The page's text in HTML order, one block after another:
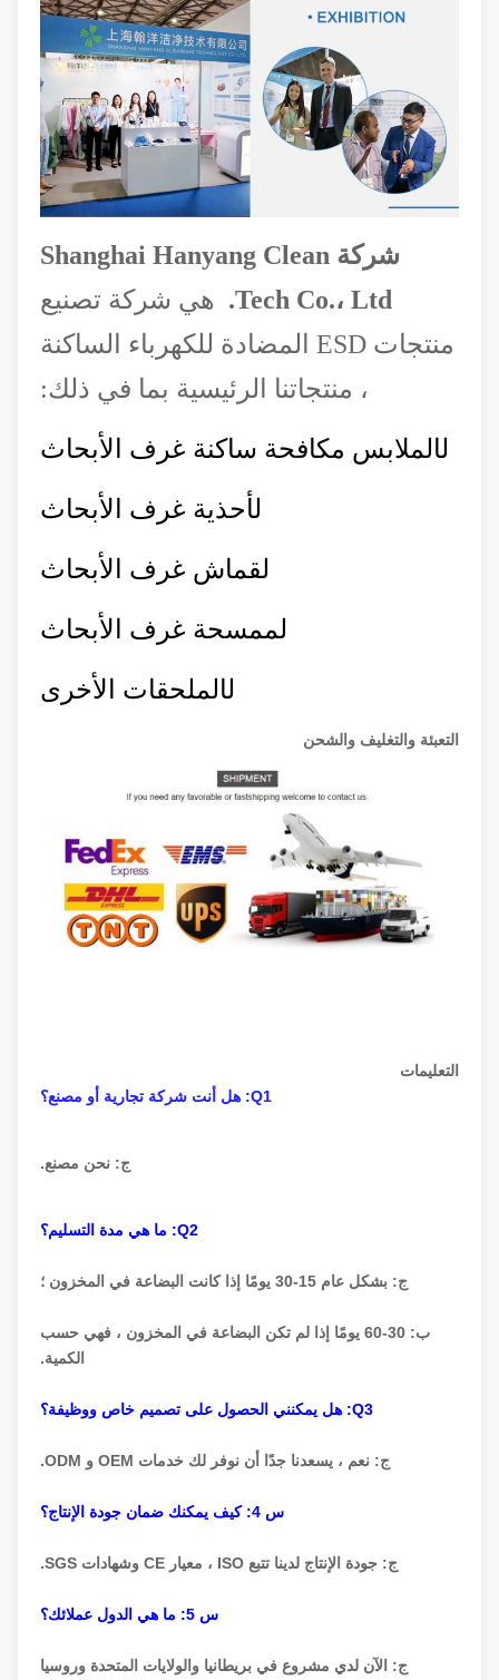
شركة Shanghai Hanyang Clean
Tech Co.، Ltd.
هي شركة تصنيع
منتجات ESD المضادة للكهرباء الساكنة
، منتجاتنا الرئيسية بما في ذلك:
الملابس مكافحة ساكنة غرف الأبحاث
أحذية غرف الأبحاث
قماش غرف الأبحاث
ممسحة غرف الأبحاث
الملحقات الأخرى
التعبئة والتغليف والشحن
التعليمات
ج: نحن مصنع.
ج: بشكل عام 15-30 يومًا إذا كانت البضاعة في المخزون ؛
ب: 30-60 يومًا إذا لم تكن البضاعة في المخزون ، فهي حسب
الكمية.
ج: نعم ، يسعدنا جدًا أن نوفر لك خدمات OEM و ODM.
ج: جودة الإنتاج لدينا تتبع ISO ، معيار CE وشهادات SGS.
ج: الآن لدي مشروع في بريطانيا والولايات المتحدة وروسيا